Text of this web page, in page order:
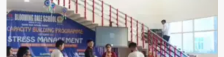
सप्ताह
2026
के
अवसर
पर
पोस्टर